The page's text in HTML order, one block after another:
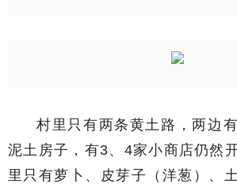
村里只有两条黄土路，两边
泥土房子，有3、4家小商店仍然
里只有萝卜、皮芽子（洋葱）、